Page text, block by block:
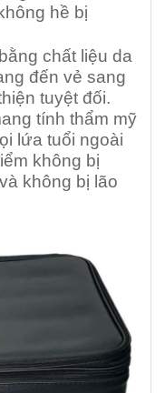
hề bị
chất liệu da
đến vẻ sang
tuyệt đối.
tính thẩm mỹ
lứa tuổi ngoài
không bị
không bị lão